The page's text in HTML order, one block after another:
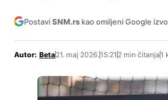
PostaviSNM.rs kao omiljeni Google
Autor: Beta21. maj 2026.15:21 2 min čitanja1